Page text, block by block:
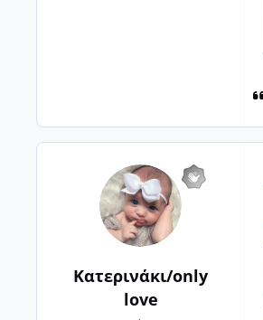
Κατερινάκι/only
love